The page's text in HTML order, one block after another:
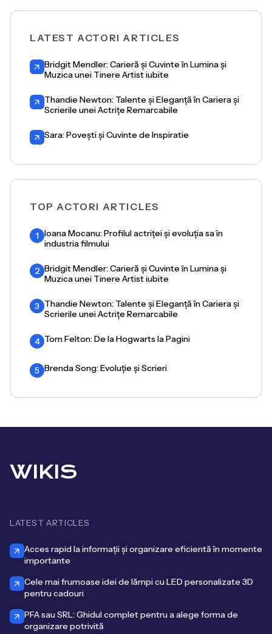
LATEST ACTORI ARTICLES
Bridgit Mendler: Carieră și Cuvinte în Lumina și
Muzica unei Tinere Artist iubite
Thandie Newton: Talente și Eleganță în Cariera și
Scrierile unei Actrițe Remarcabile
Sara: Povești și Cuvinte de Inspiratie
TOP ACTORI ARTICLES
1 Ioana Mocanu: Profilul actriței și evoluția sa în
industria filmului
2 Bridgit Mendler: Carieră și Cuvinte în Lumina și
Muzica unei Tinere Artist iubite
3 Thandie Newton: Talente și Eleganță în Cariera și
Scrierile unei Actrițe Remarcabile
4 Tom Felton: De la Hogwarts la Pagini
5 Brenda Song: Evoluție și Scrieri
WIKIS
LATEST ARTICLES
Acces rapid la informații și organizare eficientă în momente
importante
Cele mai frumoase idei de lămpi cu LED personalizate 3D
pentru cadouri
PFA sau SRL: Ghidul complet pentru a alege forma de
organizare potrivită